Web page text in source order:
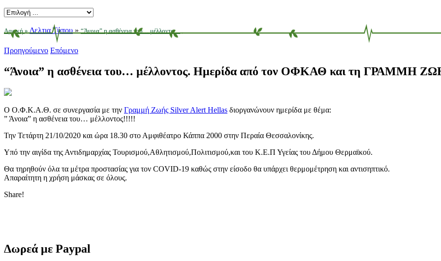
Αρχική » Δελτια Τύπου » “Άνοια” η ασθένεια του… μέλλοντο ...
Προηγούμενο Επόμενο
“Άνοια” η ασθένεια του… μέλλοντος. Ημερίδα από τον ΟΦΚΑΘ και τη ΓΡΑΜΜΗ
Ο Ο.Φ.Κ.Α.Θ. σε συνεργασία με την Γραμμή Ζωής Silver Alert Hellas διοργανώνουν ημερίδα με θέμα:
” Άνοια” η ασθένεια του… μέλλοντος!!!!!
Την Τετάρτη 21/10/2020 και ώρα 18.30 στο Αμφιθέατρο Κάππα 2000 στην Περαία Θεσσαλονίκης.
Υπό την αιγίδα της Αντιδημαρχίας Τουρισμού,Αθλητισμού,Πολιτισμού,και του Κ.Ε.Π Υγείας του Δήμου Θερμαϊκού.
Θα τηρηθούν όλα τα μέτρα προστασίας για τον COVID-19 καθώς στην είσοδο θα υπάρχει θερμομέτρηση και αντισηπτικό.
Απαραίτητη η χρήση μάσκας σε όλους.
Share!
Δωρεά με Paypal